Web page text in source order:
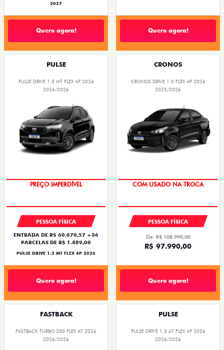
2027
Quero agora! Quero agora!
PULSE
PULSE DRIVE 1.3 MT FLEX 4P 2026
2026/2026
OPORTUNIDADE
PESSOA FÍSICA
ENTRADA DE R$ 60.070,57 +36
PARCELAS DE R$ 1.489,00
PULSE DRIVE 1.3 MT FLEX 4P 2026
Quero agora!
CRONOS
CRONOS DRIVE 1.0 FLEX 4P 2026
2025/2026
SUPER DESCONTO
PESSOA FÍSICA
De: R$ 108.990,00
R$ 97.990,00
Quero agora!
FASTBACK
FASTBACK TURBO 200 FLEX AT 2026
2026/2026
PULSE
PULSE DRIVE 1.3 AT FLEX 4P 2026
2026/2026